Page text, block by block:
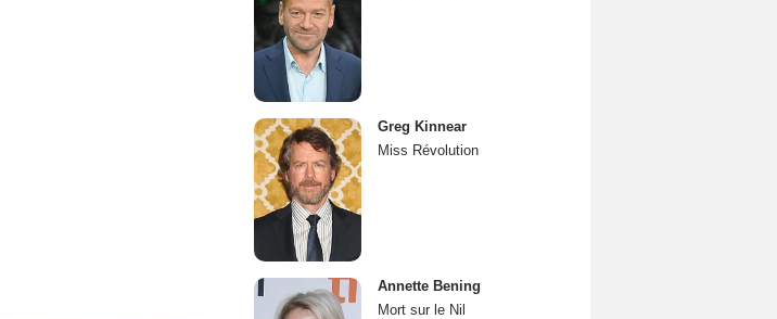
Greg Kinnear
Miss Révolution
Annette Bening
Mort sur le Nil